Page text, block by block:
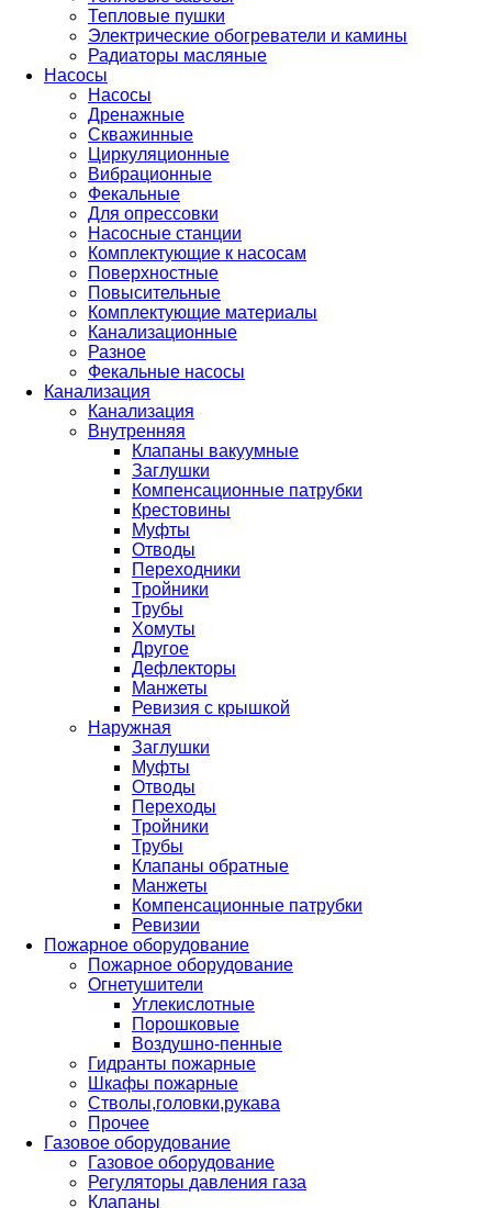
Тепловые пушки
Электрические обогреватели и камины
Радиаторы масляные
Насосы
Насосы
Дренажные
Скважинные
Циркуляционные
Вибрационные
Фекальные
Для опрессовки
Насосные станции
Комплектующие к насосам
Поверхностные
Повысительные
Комплектующие материалы
Канализационные
Разное
Фекальные насосы
Канализация
Канализация
Внутренняя
Клапаны вакуумные
Заглушки
Компенсационные патрубки
Крестовины
Муфты
Отводы
Переходники
Тройники
Трубы
Хомуты
Другое
Дефлекторы
Манжеты
Ревизия с крышкой
Наружная
Заглушки
Муфты
Отводы
Переходы
Тройники
Трубы
Клапаны обратные
Манжеты
Компенсационные патрубки
Ревизии
Пожарное оборудование
Пожарное оборудование
Огнетушители
Углекислотные
Порошковые
Воздушно-пенные
Гидранты пожарные
Шкафы пожарные
Стволы,головки,рукава
Прочее
Газовое оборудование
Газовое оборудование
Регуляторы давления газа
Клапаны